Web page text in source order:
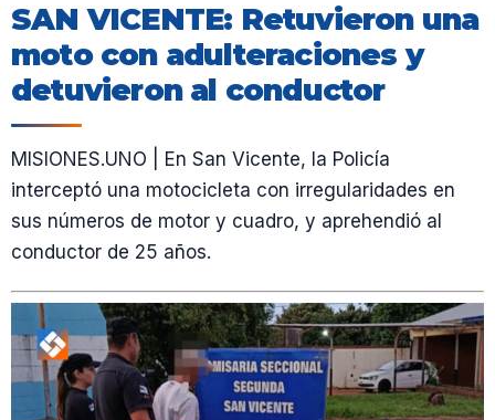
SAN VICENTE: Retuvieron una
moto con adulteraciones y
detuvieron al conductor
MISIONES.UNO | En San Vicente, la Policía
interceptó una motocicleta con irregularidades en
sus números de motor y cuadro, y aprehendió al
conductor de 25 años.